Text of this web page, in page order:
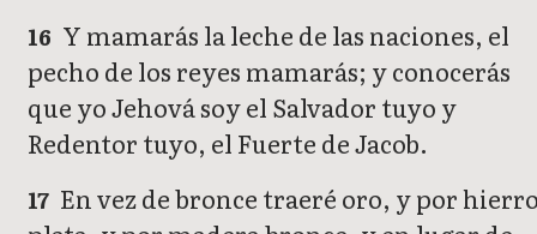
16 Y mamarás la leche de las naciones, el
pecho de los reyes mamarás; y conocerás
que yo Jehová soy el Salvador tuyo y
Redentor tuyo, el Fuerte de Jacob.
17 En vez de bronce traeré oro, y por